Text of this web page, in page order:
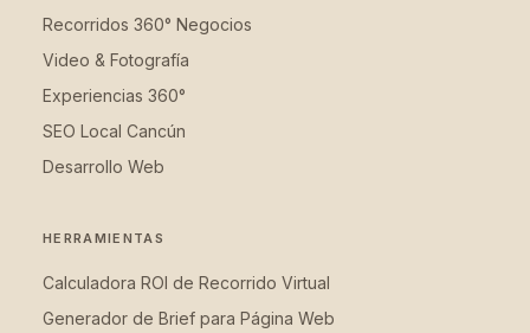
Recorridos 360° Negocios
Video & Fotografía
Experiencias 360°
SEO Local Cancún
Desarrollo Web
HERRAMIENTAS
Calculadora ROI de Recorrido Virtual
Generador de Brief para Página Web